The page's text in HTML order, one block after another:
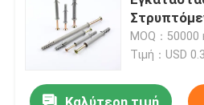
Μοναδικές
MOQ：50000
Τιμή：USD
Καλύτερη τιμή